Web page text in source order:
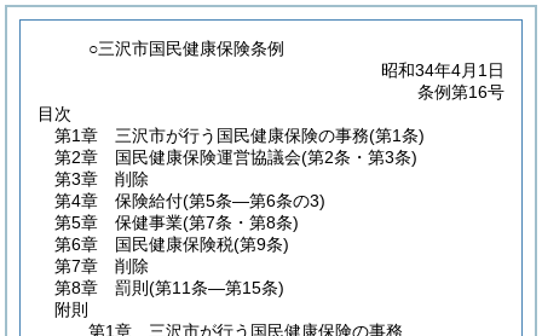
○三沢市国民健康保険条例
昭和34年4月1日
条例第16号
目次
第1章
三沢市が行う国民健康保険の事務(第1条)
第2章
国民健康保険運営協議会(第2条・第3条)
第3章
削除
第4章
保険給付(第5条―第6条の3)
第5章
保健事業(第7条・第8条)
第6章
国民健康保険税(第9条)
第7章
削除
第8章
罰則 (第11条―第15条)
附則
第1章
三沢市が行う国民健康保険の事務